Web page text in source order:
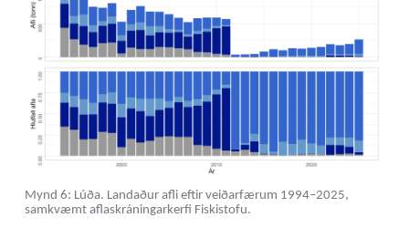
Mynd 6: Lúða. Landaður afli eftir veiðarfærum 1994–2025,
samkvæmt aflaskráningarkerfi Fiskistofu.